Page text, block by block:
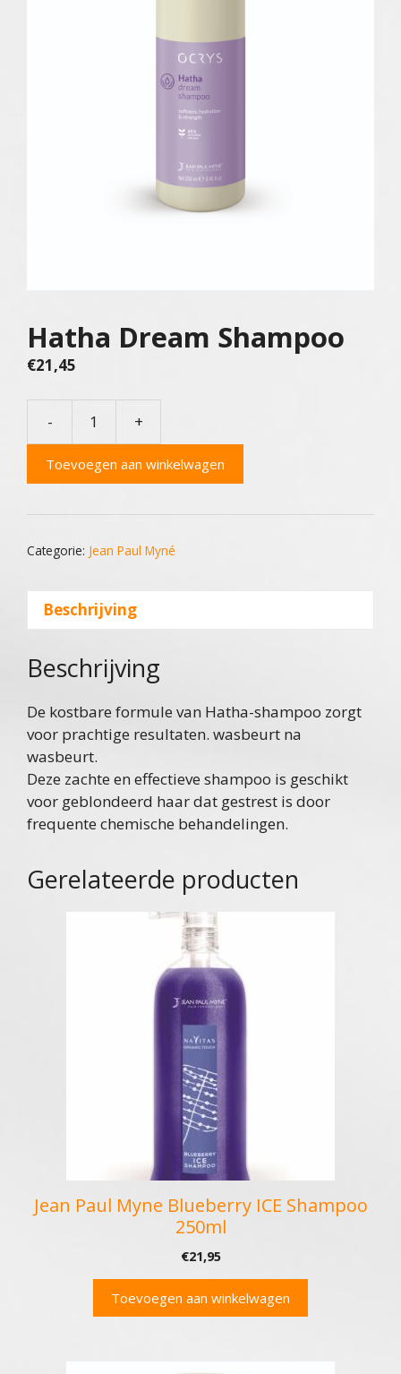
Hatha Dream Shampoo
€21,45
-
Shampoo
+
Toevoegen aan winkelwagen
Categorie: Jean Paul Myné
Beschrijving
Beschrijving
De kostbare formule van Hatha-shampoo zorgt
voor prachtige resultaten. wasbeurt na
wasbeurt.
Deze zachte en effectieve shampoo is geschikt
voor geblondeerd haar dat gestrest is door
frequente chemische behandelingen.
Gerelateerde producten
Jean Paul Myne Blueberry ICE Shampoo
250ml
€21,95
Toevoegen aan winkelwagen